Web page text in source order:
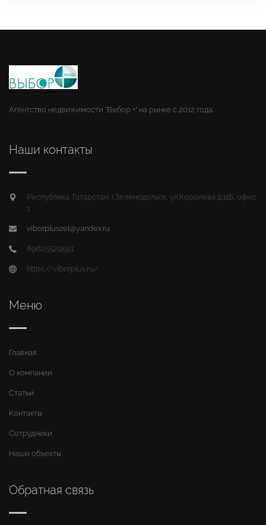
Агентство недвижимости "Выбор +" на рынке с 2012 года.
Наши контакты
Республика Татарстан, г.Зеленодольск, ул.Королева д.11Б, офис
1
viborpluszel@yandex.ru
89625529551
https://viborplus.ru/
Меню
Главная
О компании
Статьи
Контакты
Сотрудники
Наши объекты
Обратная связь